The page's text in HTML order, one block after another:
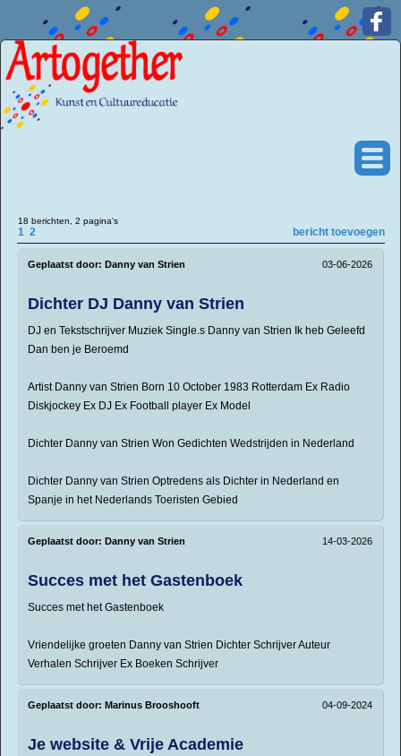
18 berichten, 2 pagina's
bericht toevoegen
1 2
03-06-2026
Geplaatst door: Danny van Strien
Dichter DJ Danny van Strien
DJ en Tekstschrijver Muziek Single.s Danny van Strien Ik heb Geleefd
Dan ben je Beroemd
Artist Danny van Strien Born 10 October 1983 Rotterdam Ex Radio
Diskjockey Ex DJ Ex Football player Ex Model
Dichter Danny van Strien Won Gedichten Wedstrijden in Nederland
Dichter Danny van Strien Optredens als Dichter in Nederland en
Spanje in het Nederlands Toeristen Gebied
14-03-2026
Geplaatst door: Danny van Strien
Succes met het Gastenboek
Succes met het Gastenboek
Vriendelijke groeten Danny van Strien Dichter Schrijver Auteur
Verhalen Schrijver Ex Boeken Schrijver
04-09-2024
Geplaatst door: Marinus Brooshooft
Je website & Vrije Academie